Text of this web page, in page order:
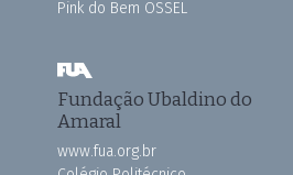
Pink do Bem OSSEL
Fundação Ubaldino do
Amaral
www.fua.org.br